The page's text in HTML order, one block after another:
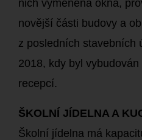
nich vyměněna okna,
novější části budovy a
z posledních stavebních
2018, kdy byl
recepcí.
ŠKOLNÍ JÍDELNA A
Školní jídelna má